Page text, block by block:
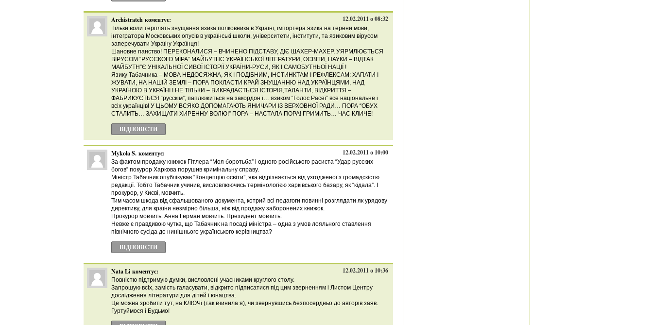
Archistrateh коментує: 12.02.2011 о 08:32
Тільки воли терплять знущання язика полковника в Україні, імпортера язика на терени мови,
інтегратора Московських опусів в українські школи, університети, інститути, та язиковим вірусом
заперечувати Україну Українця!
Шановне панство! ПЕРЕКОНАЛИСЯ – ВЧИНЕНО ПІДСТАВУ, ДІЄ ШАХЕР-МАХЕР, УЯРМЛЮЄТЬСЯ
ВІРУСОМ “РУССКОГО МІРА” МАЙБУТНЄ УКРАЇНСЬКОЇ ЛІТЕРАТУРИ, ОСВІТИ, НАУКИ – ВІДТАК
МАЙБУТН”Є УНІКАЛЬНОЇ СИВОЇ ІСТОРІЇ УКРАЇНИ-РУСИ, ЯК І САМОБУТНЬОЇ НАЦІЇ !
Язику Табачника – МОВА НЕДОСЯЖНА, ЯК І ПОДІБНИМ, ІНСТИНКТАМ І РЕФЛЕКСАМ: ХАПАТИ І
ЖУВАТИ, НА НАШІЙ ЗЕМЛІ – ПОРА ПОКЛАСТИ КРАЙ ЗНУЩАННЮ НАД УКРАЇНЦЯМИ, НАД
УКРАЇНОЮ В УКРАЇНІ І НЕ ТІЛЬКИ – ВИКРАДАЄТЬСЯ ІСТОРІЯ,ТАЛАНТИ, ВІДКРИТТЯ –
ФАБРИКУЄТЬСЯ “русскім”; паплюжиться на закордон і… язиком “Голос Расеї” все національне і
всіх українців! У ЦЬОМУ ВСЯКО ДОПОМАГАЮТЬ ЯНИЧАРИ ІЗ ВЕРХОВНОЇ РАДИ… ПОРА “ОБУХ
СТАЛИТЬ… ЗАХИЩАТИ ХИРЕННУ ВОЛЮ!” ПОРА – НАСТАЛА ПОРА! ГРИМИТЬ… ЧАС КЛИЧЕ!
ВІДПОВІCТИ
Mykola S. коментує: 12.02.2011 о 10:00
За фактом продажу книжок Гітлера “Моя боротьба” і одного російського расиста “Удар русских
богов” покурор Харкова порушив кримінальну справу.
Міністр Табачник опублікував “Концепцію освіти”, яка відрізняється від узгодженої з громадскістю
редакції. Тобто Табачник учинив, висловлюючись термінологією харківського базару, як “кідала”. І
прокурор, у Києві, мовчить.
Тим часом шкода від сфальшованого документа, котрий всі педагоги повинні розглядати як урядову
директиву, для країни незмірно більша, ніж від продажу заборонених книжок.
Прокурор мовчить. Анна Герман мовчить. Президент мовчить.
Невже є правдивою чутка, що Табачник на посаді міністра – одна з умов лояльного ставлення
північного сусіда до нинішнього українського керівництва?
ВІДПОВІCТИ
Nata Li коментує: 12.02.2011 о 10:36
Повністю підтримую думки, висловлені учасниками круглого столу.
Запрошую всіх, замість галасувати, відкрито підписатися під цим зверненням і Листом Центру
дослідження літератури для дітей і юнацтва.
Це можна зробити тут, на КЛЮЧі (так вчинила я), чи звернувшись безпосердньо до авторів заяв.
Гуртуймося і Будьмо!